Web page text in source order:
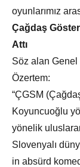
oyunlarımız
Çağdaş
Attı
Söz alan Genel
Özertem:
“ÇGSM
Koyuncuoğlu
yönelik
Slovenyalı
in absürd